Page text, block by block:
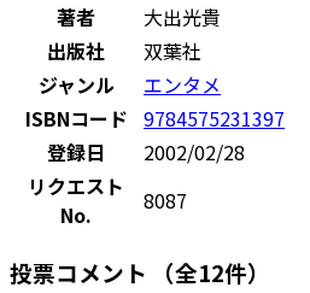
著者
大出光貴
出版社
双葉社
ジャンル
エンタメ
ISBNコード 9784575231397
登録日
2002/02/28
リクエスト
No.
8087
投票コメント （全12件）